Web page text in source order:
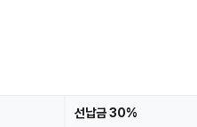
선납금 30%